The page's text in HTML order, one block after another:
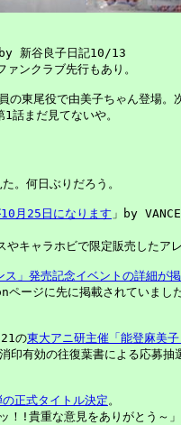
新谷良子日記10/13
ンクラブ先行もあり。
の東尾役で由美子ちゃん登場。
まだ見てないや。
。何日ぶりだろう。
月25日になります 」by
キャラホビで限定販売したア
ス」発売記念イベントの詳細
ージに先に掲載されていまし
の東大アニ研主催「能登麻美
有効の往復葉書による応募抽
正式タイトル決定。
!貴重な意見をありがとう～」